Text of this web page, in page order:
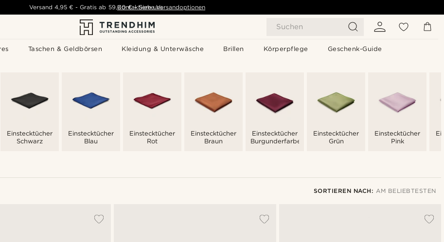
Suchen
Taschen & Geldbörsen Kleidung & Unterwäsche Brillen Körperpflege Geschenk-Guide
Versand 4,95 € -Gratis ab 59,00 € - Siehe Versandoptionen
Kontaktiere uns
Einstecktücher
Schwarz
Einstecktücher
Blau
Einstecktücher
Rot
Einstecktücher
Braun
Einstecktücher
Burgunderfarben
Einstecktücher
Grün
Einstecktücher
Pink
SORTIEREN NACH: AM BELIEBTESTEN